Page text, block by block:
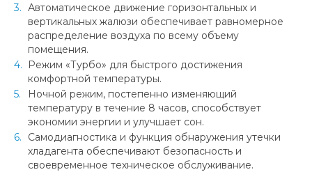
Автоматическое движение горизонтальных и
вертикальных жалюзи обеспечивает равномерное
распределение воздуха по всему объему
помещения.
Режим «Турбо» для быстрого достижения
комфортной температуры.
Ночной режим, постепенно изменяющий
температуру в течение 8 часов, способствует
экономии энергии и улучшает сон.
Самодиагностика и функция обнаружения утечки
хладагента обеспечивают безопасность и
своевременное техническое обслуживание.